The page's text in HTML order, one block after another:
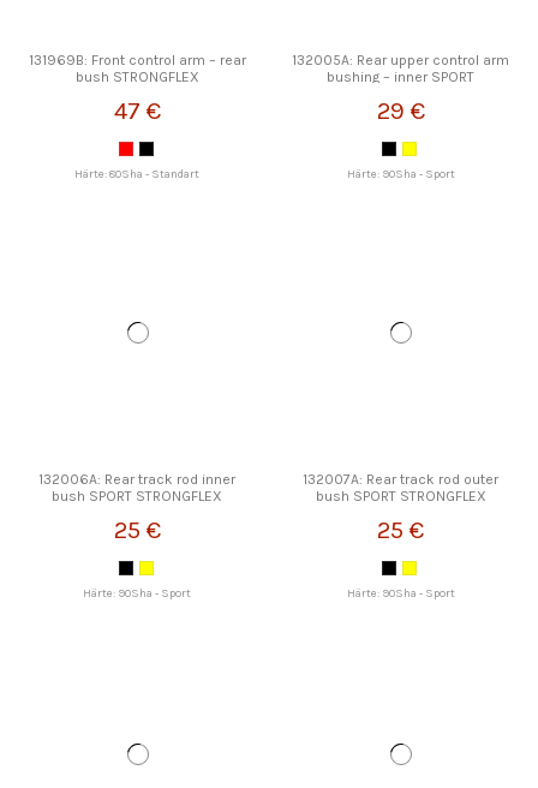
131969B: Front control arm – rear
bush STRONGFLEX
47 €
Härte: 80Sha - Standart
132005A: Rear upper control arm
bushing – inner SPORT
29 €
Härte: 90Sha - Sport
132006A: Rear track rod inner
bush SPORT STRONGFLEX
25 €
Härte: 90Sha - Sport
132007A: Rear track rod outer
bush SPORT STRONGFLEX
25 €
Härte: 90Sha - Sport